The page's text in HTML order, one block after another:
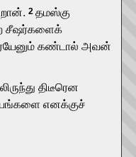
2 தமஸ்கு
சீஷர்களைக்
கண்டால் அவன்
திடீரென
எனக்குச்